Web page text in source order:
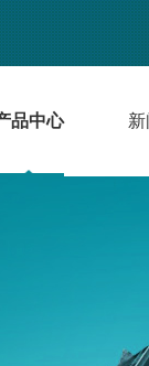
品中心